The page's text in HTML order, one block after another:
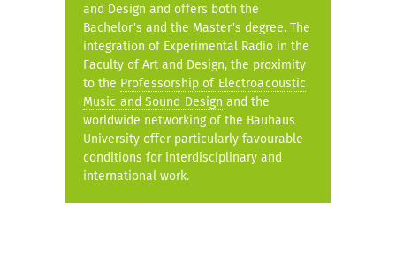
and Design and offers both the
Bachelor's and the Master's degree. The
integration of Experimental Radio in the
Faculty of Art and Design, the proximity
to the Professorship of Electroacoustic
Music and Sound Design and the
worldwide networking of the Bauhaus
University offer particularly favourable
conditions for interdisciplinary and
international work.